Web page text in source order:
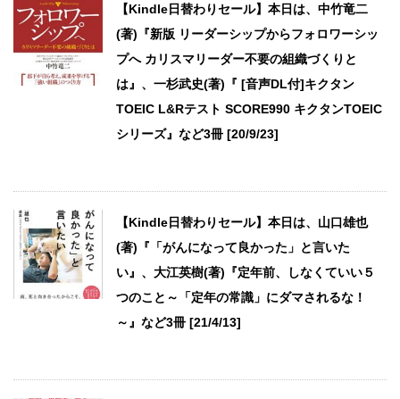
【Kindle日替わりセール】本日は、中竹竜二
(著)『新版 リーダーシップからフォロワーシッ
プへ カリスマリーダー不要の組織づくりと
は』、一杉武史(著)『 [音声DL付]キクタン
TOEIC L&Rテスト SCORE990 キクタンTOEIC
シリーズ』など3冊 [20/9/23]
【Kindle日替わりセール】本日は、山口雄也
(著)『「がんになって良かった」と言いた
い』、大江英樹(著)『定年前、しなくていい５
つのこと～「定年の常識」にダマされるな！
～』など3冊 [21/4/13]